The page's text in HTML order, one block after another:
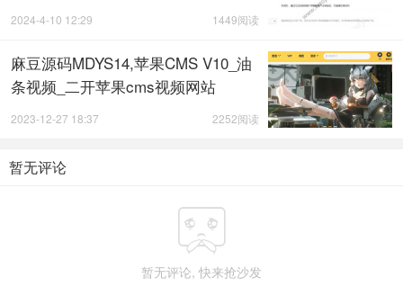
1449阅读
2024-4-10 12:29
麻豆源码MDYS14,苹果CMS V10_油
条视频_二开苹果cms视频网站
2252阅读
2023-12-27 18:37
暂无评论

暂无评论, 快来抢沙发